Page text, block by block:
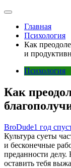
Главная
Психология
Как
и
Психология
Как
BroDude1 год
Культура суеты
и бесконечные
преданности
оставить тебя